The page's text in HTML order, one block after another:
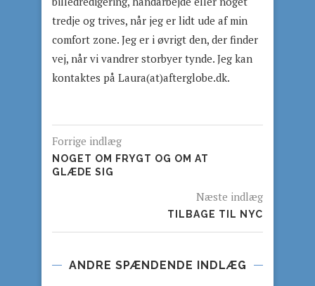
tredje og trives, når jeg er lidt ude af min
comfort zone. Jeg er i øvrigt den, der finder
vej, når vi vandrer storbyer tynde. Jeg kan
kontaktes på Laura(at)afterglobe.dk.
Forrige indlæg
NOGET OM FRYGT OG OM AT
GLÆDE SIG
Næste indlæg
TILBAGE TIL NYC
ANDRE SPÆNDENDE INDLÆG